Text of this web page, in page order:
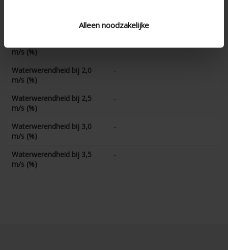
Alleen noodzakelijke
m/s (%)
Waterwerendheid bij 2,0
m/s (%)
-
Waterwerendheid bij 2,5
m/s (%)
-
Waterwerendheid bij 3,0
m/s (%)
-
Waterwerendheid bij 3,5
m/s (%)
-